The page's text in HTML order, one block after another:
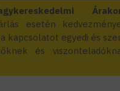
esetén
kapcsolatot egyedi és
és